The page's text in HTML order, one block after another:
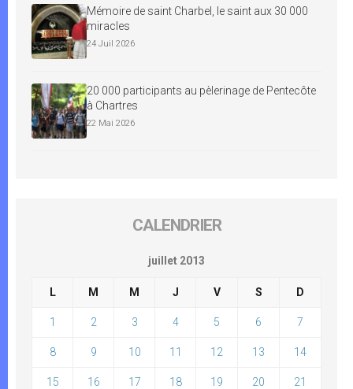
Mémoire de saint Charbel, le saint aux 30 000
miracles
24 Juil 2026
20 000 participants au pèlerinage de Pentecôte
à Chartres
22 Mai 2026
CALENDRIER
juillet 2013
L M M J V S D
1 2 3 4 5 6 7
8 9 10 11 12 13 14
15 16 17 18 19 20 21